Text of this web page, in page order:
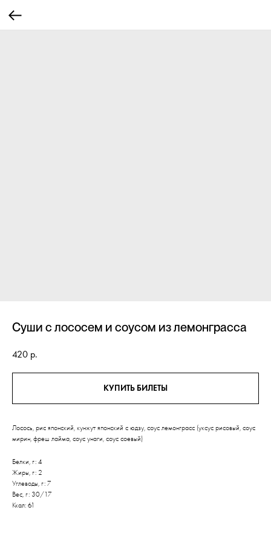
Суши с лососем и соусом из лемонграсса
420 р.
КУПИТЬ БИЛЕТЫ
Лосось, рис японский, кунжут японский с юдзу, соус лемонграсс (уксус рисовый, соус
мирин, фреш лайма, соус унаги, соус соевый)
Белки, г: 4
Жиры, г: 2
Углеводы, г: 7
Вес, г: 30/17
Ккал: 61